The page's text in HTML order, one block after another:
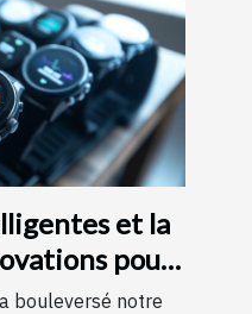
et la
pour
bouleversé notre